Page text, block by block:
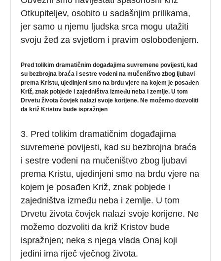
Otkupiteljev, osobito u sadašnjim prilikama,
jer samo u njemu ljudska srca mogu utažiti
svoju žeđ za svjetlom i pravim oslobođenjem.
Pred tolikim dramatičnim događajima suvremene povijesti, kad
su bezbrojna braća i sestre vođeni na mučeništvo zbog ljubavi
prema Kristu, ujedinjeni smo na brdu vjere na kojem je posađen
Križ, znak pobjede i zajedništva između neba i zemlje. U tom
Drvetu života čovjek nalazi svoje korijene. Ne možemo dozvoliti
da križ Kristov bude ispražnjen
3. Pred tolikim dramatičnim događajima
suvremene povijesti, kad su bezbrojna braća
i sestre vođeni na mučeništvo zbog ljubavi
prema Kristu, ujedinjeni smo na brdu vjere na
kojem je posađen Križ, znak pobjede i
zajedništva između neba i zemlje. U tom
Drvetu života čovjek nalazi svoje korijene. Ne
možemo dozvoliti da križ Kristov bude
ispražnjen; neka s njega vlada Onaj koji
jedini ima riječ vječnog života.